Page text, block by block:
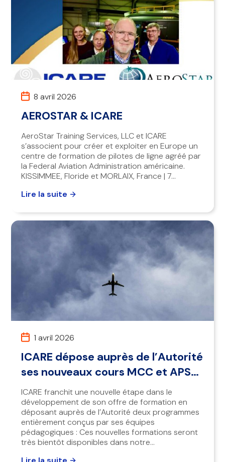
8 avril 2026
AEROSTAR & ICARE
AeroStar Training Services, LLC et ICARE
s’associent pour créer et exploiter en Europe un
centre de formation de pilotes de ligne agréé par
la Federal Aviation Administration américaine.
KISSIMMEE, Floride et MORLAIX, France | 7...
Lire la suite
1 avril 2026
ICARE dépose auprès de l’Autorité
ses nouveaux cours MCC et APS
MCC AIRBUS A320
ICARE franchit une nouvelle étape dans le
développement de son offre de formation en
déposant auprès de l’Autorité deux programmes
entièrement conçus par ses équipes
pédagogiques : Ces nouvelles formations seront
très bientôt disponibles dans notre...